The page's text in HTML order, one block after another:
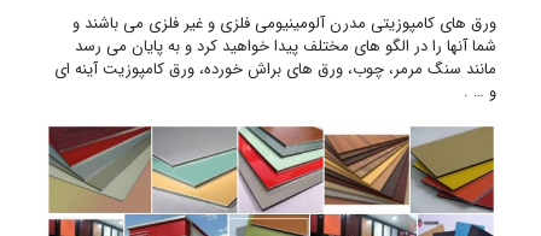
ورق های کامپوزیتی مدرن آلومینیومی فلزی و غیر فلزی می باشند و
شما آنها را در الگو های مختلف پیدا خواهید کرد و به پایان می رسد
مانند سنگ مرمر، چوب، ورق های براش خورده، ورق کامپوزیت آینه ای
و … .